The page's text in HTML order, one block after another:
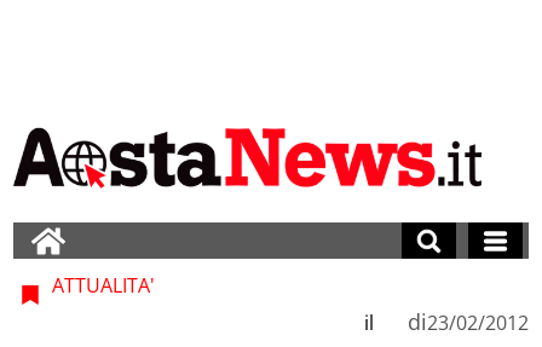
ATTUALITA'
di
il 23/02/2012